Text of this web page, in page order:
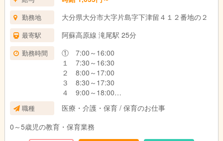
勤務地 大分県大分市大字片島字下津留４１２番地の２
最寄駅 阿蘇高原線 滝尾駅 25分
勤務時間
① 7:00～16:00
１ 7:30～16:30
２ 8:00～17:00
３ 8:30～17:30
４ 9:00～18:00
△ 10:00～19:00
（シフト制）
職種
医療・介護・保育 / 保育のお仕事
0～5歳児の教育・保育業務